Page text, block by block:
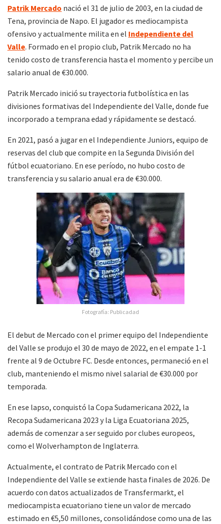
Patrik Mercado nació el 31 de julio de 2003, en la ciudad de
Tena, provincia de Napo. El jugador es mediocampista
ofensivo y actualmente milita en el Independiente del
Valle. Formado en el propio club, Patrik Mercado no ha
tenido costo de transferencia hasta el momento y percibe un
salario anual de €30.000.
Patrik Mercado inició su trayectoria futbolística en las
divisiones formativas del Independiente del Valle, donde fue
incorporado a temprana edad y rápidamente se destacó.
En 2021, pasó a jugar en el Independiente Juniors, equipo de
reservas del club que compite en la Segunda División del
fútbol ecuatoriano. En ese período, no hubo costo de
transferencia y su salario anual era de €30.000.
Fotografía: Publicadad
El debut de Mercado con el primer equipo del Independiente
del Valle se produjo el 30 de mayo de 2022, en el empate 1-1
frente al 9 de Octubre FC. Desde entonces, permaneció en el
club, manteniendo el mismo nivel salarial de €30.000 por
temporada.
En ese lapso, conquistó la Copa Sudamericana 2022, la
Recopa Sudamericana 2023 y la Liga Ecuatoriana 2025,
además de comenzar a ser seguido por clubes europeos,
como el Wolverhampton de Inglaterra.
Actualmente, el contrato de Patrik Mercado con el
Independiente del Valle se extiende hasta finales de 2026. De
acuerdo con datos actualizados de Transfermarkt, el
mediocampista ecuatoriano tiene un valor de mercado
estimado en €5,50 millones, consolidándose como una de las